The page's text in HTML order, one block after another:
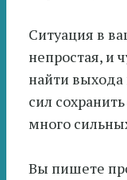
Ситуация в
непростая, и
найти выхода
сил
много
Вы пишете